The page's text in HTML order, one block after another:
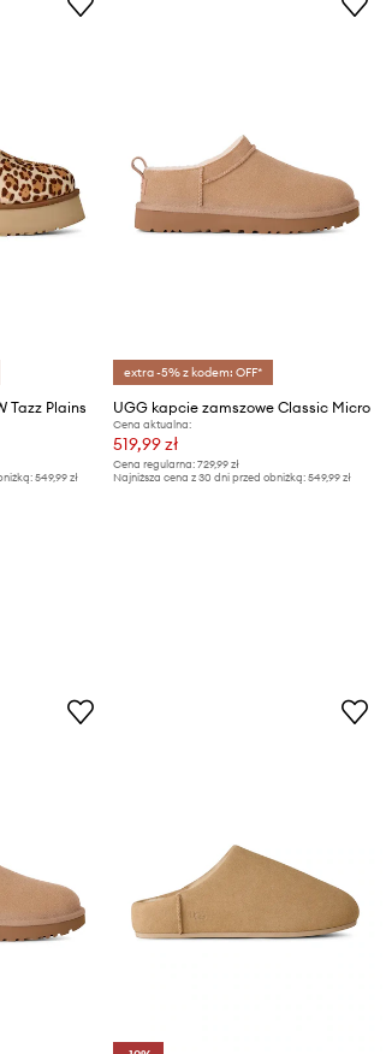
Tazz Plains
549,99 zł
extra -5% z kodem: OFF*
UGG kapcie zamszowe Classic Micro
Cena aktualna:
519,99 zł
Cena regularna: 729,99 zł
Najniższa cena z 30 dni przed obniżką: 549,99 zł